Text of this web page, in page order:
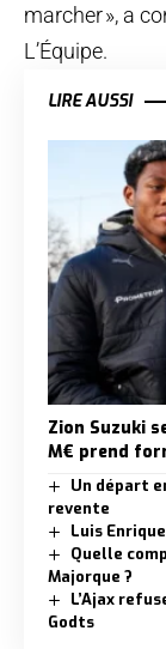
marcher », a
L’Équipe.
LIRE AUSSI
Zion Suzuki
M€ prend
Un départ
revente
Luis
Quelle
Majorque ?
L’Ajax
Godts